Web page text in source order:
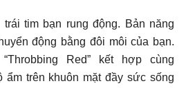
trái tim bạn rung động. Bản năng
động bằng đôi môi của bạn.
Red” kết hợp cùng
ẩm trên khuôn mặt đầy sức sống